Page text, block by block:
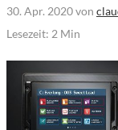
30. Apr. 2020von
Lesezeit: 2 Min